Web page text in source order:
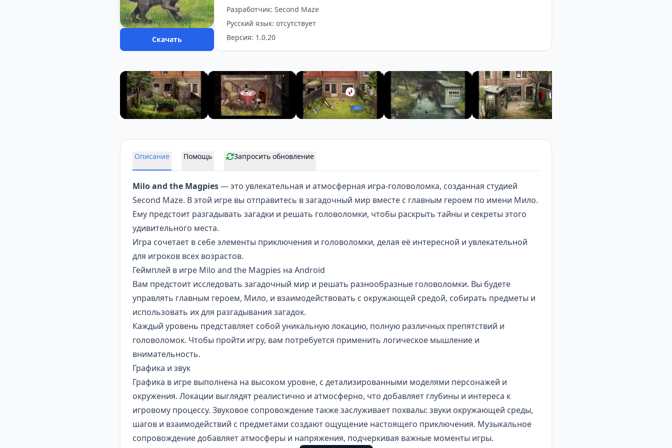
Скачать
Разработчик: Second Maze
Русский язык: отсутствует
Версия: 1.0.20
Описание Помощь Запросить обновление
Milo and the Magpies— это увлекательная и атмосферная игра-головоломка, созданная студией
Second Maze. В этой игре вы отправитесь в загадочный мир вместе с главным героем по имени Мило.
Ему предстоит разгадывать загадки и решать головоломки, чтобы раскрыть тайны и секреты этого
удивительного места.
Игра сочетает в себе элементы приключения и головоломки, делая её интересной и увлекательной
для игроков всех возрастов.
Геймплей в игре Milo and the Magpies на Android
Вам предстоит исследовать загадочный мир и решать разнообразные головоломки. Вы будете
управлять главным героем, Мило, и взаимодействовать с окружающей средой, собирать предметы и
использовать их для разгадывания загадок.
Каждый уровень представляет собой уникальную локацию, полную различных препятствий и
головоломок. Чтобы пройти игру, вам потребуется применить логическое мышление и
внимательность.
Графика и звук
Графика в игре выполнена на высоком уровне, с детализированными моделями персонажей и
окружения. Локации выглядят реалистично и атмосферно, что добавляет глубины и интереса к
игровому процессу. Звуковое сопровождение также заслуживает похвалы: звуки окружающей среды,
шагов и взаимодействий с предметами создают ощущение настоящего приключения. Музыкальное
сопровождение добавляет атмосферы и напряжения, подчеркивая важные моменты игры.